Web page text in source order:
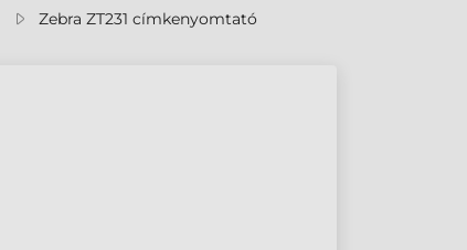
Zebra ZT231 címkenyomtató